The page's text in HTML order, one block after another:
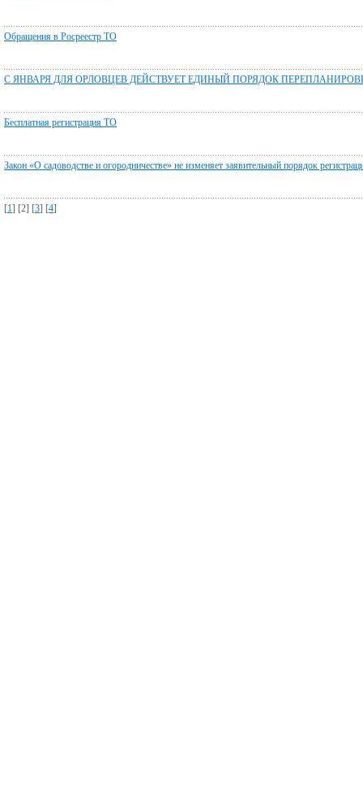
Обращения в Росреестр ТО
С ЯНВАРЯ ДЛЯ ОРЛОВЦЕВ ДЕЙСТВУЕТ ЕДИНЫЙ ПОРЯДОК
Бесплатная регистрация ТО
Закон «О садоводстве и огородничестве» не изменяет заявительный порядок
[1] [2] [3] [4]